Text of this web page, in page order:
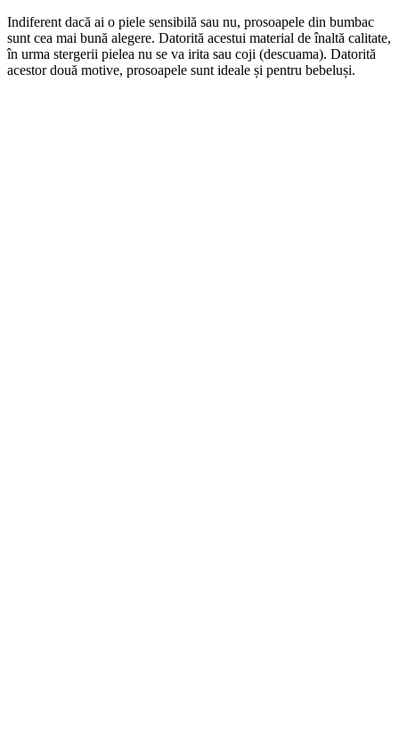
Indiferent dacă ai o piele sensibilă sau nu, prosoapele din bumbac
sunt cea mai bună alegere. Datorită acestui material de înaltă calitate,
în urma stergerii pielea nu se va irita sau coji (descuama). Datorită
acestor două motive, prosoapele sunt ideale și pentru bebeluși.